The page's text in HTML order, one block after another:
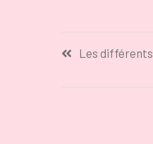
d’avocats ?
Navigation
Les